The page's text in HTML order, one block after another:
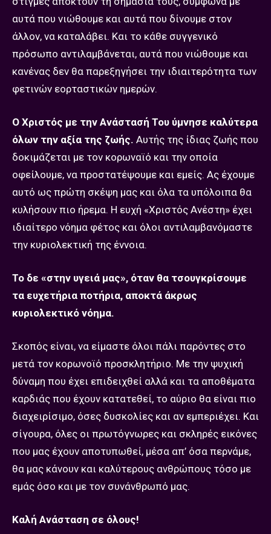
αυτά που νιώθουμε και αυτά που δίνουμε στον
άλλον, να καταλάβει. Και το κάθε συγγενικό
πρόσωπο αντιλαμβάνεται, αυτά που νιώθουμε και
κανένας δεν θα παρεξηγήσει την ιδιαιτερότητα των
φετινών εορταστικών ημερών.
Ο Χριστός με την Ανάστασή Του ύμνησε καλύτερα
όλων την αξία της ζωής. Αυτής της ίδιας ζωής που
δοκιμάζεται με τον κορωναϊό και την οποία
οφείλουμε, να προστατέψουμε και εμείς. Ας έχουμε
αυτό ως πρώτη σκέψη μας και όλα τα υπόλοιπα θα
κυλήσουν πιο ήρεμα. Η ευχή «Χριστός Ανέστη» έχει
ιδιαίτερο νόημα φέτος και όλοι αντιλαμβανόμαστε
την κυριολεκτική της έννοια.
Το δε «στην υγειά μας», όταν θα τσουγκρίσουμε
τα ευχετήρια ποτήρια, αποκτά άκρως
κυριολεκτικό νόημα.
Σκοπός είναι, να είμαστε όλοι πάλι παρόντες στο
μετά τον κορωνoϊό προσκλητήριο. Με την ψυχική
δύναμη που έχει επιδειχθεί αλλά και τα αποθέματα
καρδιάς που έχουν κατατεθεί, το αύριο θα είναι πιο
διαχειρίσιμο, όσες δυσκολίες και αν εμπεριέχει. Και
σίγουρα, όλες οι πρωτόγνωρες και σκληρές εικόνες
που μας έχουν αποτυπωθεί, μέσα απ’ όσα περνάμε,
θα μας κάνουν και καλύτερους ανθρώπους τόσο με
εμάς όσο και με τον συνάνθρωπό μας.
Καλή Ανάσταση σε όλους!